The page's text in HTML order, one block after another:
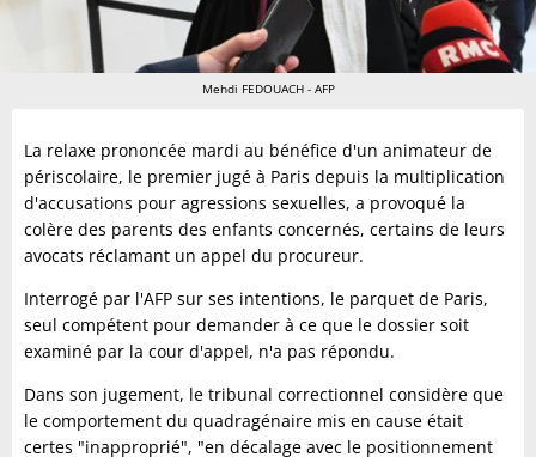
Mehdi FEDOUACH - AFP
La relaxe prononcée mardi au bénéfice d'un animateur de
périscolaire, le premier jugé à Paris depuis la multiplication
d'accusations pour agressions sexuelles, a provoqué la
colère des parents des enfants concernés, certains de leurs
avocats réclamant un appel du procureur.
Interrogé par l'AFP sur ses intentions, le parquet de Paris,
seul compétent pour demander à ce que le dossier soit
examiné par la cour d'appel, n'a pas répondu.
Dans son jugement, le tribunal correctionnel considère que
le comportement du quadragénaire mis en cause était
certes "inapproprié", "en décalage avec le positionnement